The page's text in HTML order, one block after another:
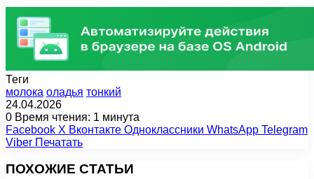
Теги
молока оладья тонкий
24.04.2026
0 Время чтения: 1 минута
Facebook X Вконтакте Одноклассники WhatsApp Telegram
Viber Печатать
ПОХОЖИЕ СТАТЬИ